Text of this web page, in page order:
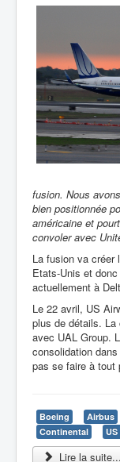
fusion. Nous
bien positionnée
américaine et
convoler avec
La fusion va créer
Etats-Unis et
actuellement à
Le 22 avril, US
plus de détails.
avec UAL Group.
consolidation
pas se faire à tout
Boeing Airbus
Continental
Lire la suite...